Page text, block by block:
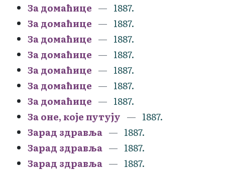
За домаћице
1887.
За домаћице
1887.
За домаћице
1887.
За домаћице
1887.
За домаћице
1887.
За домаћице
1887.
За домаћице
1887.
За оне, које путују
1887.
Зарад здравља
1887.
Зарад здравља
1887.
Зарад здравља
1887.